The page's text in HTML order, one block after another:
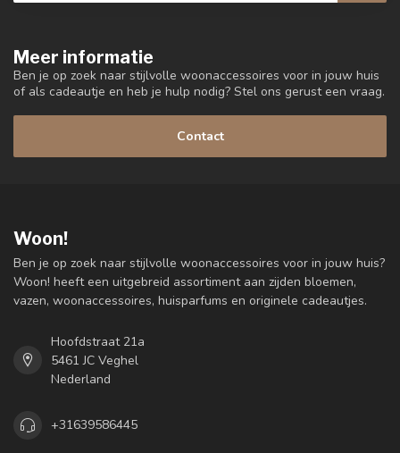
Meer informatie
Ben je op zoek naar stijlvolle woonaccessoires voor in jouw huis
of als cadeautje en heb je hulp nodig? Stel ons gerust een vraag.
Contact
Woon!
Ben je op zoek naar stijlvolle woonaccessoires voor in jouw huis?
Woon! heeft een uitgebreid assortiment aan zijden bloemen,
vazen, woonaccessoires, huisparfums en originele cadeautjes.
Hoofdstraat 21a
5461 JC Veghel
Nederland
+31639586445